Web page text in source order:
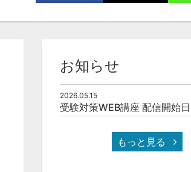
お知らせ
2026.05.15
もっと見る